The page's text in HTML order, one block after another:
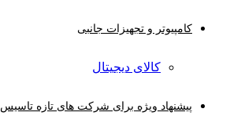
کامپیوتر و تجهیزات جانبی
کالای دیجیتال
پیشنهاد ویژه برای شرکت های تازه تاسیس